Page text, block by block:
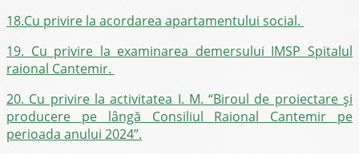
18.Cu privire la acordarea apartamentului social.
19. Cu privire la examinarea demersului IMSP Spitalul
raional Cantemir.
20. Cu privire la activitatea I. M. “Biroul de proiectare şi
producere pe lângă Consiliul Raional Cantemir pe
perioada anului 2024”.